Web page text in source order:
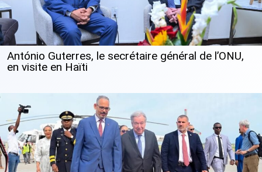
António Guterres, le secrétaire général de l’ONU,
en visite en Haïti